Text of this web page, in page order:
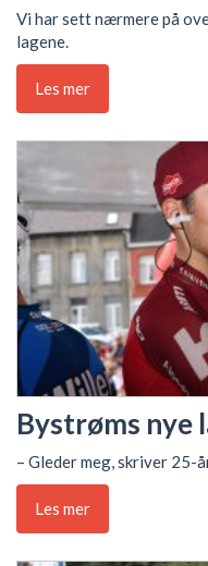
Vi har sett nærmere på
lagene.
Les mer
Bystrøms nye
– Gleder meg, skriver 25-
Les mer